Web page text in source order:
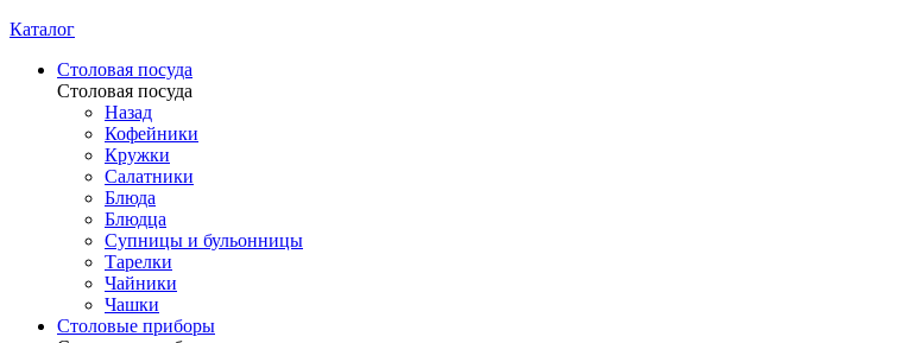
Каталог
Столовая посуда
Столовая посуда
Назад
Кофейники
Кружки
Салатники
Блюда
Блюдца
Супницы и бульонницы
Тарелки
Чайники
Чашки
Cтоловые приборы